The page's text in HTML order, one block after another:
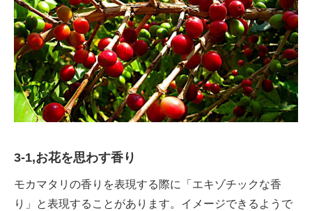
3-1,お花を思わす香り
モカマタリの香りを表現する際に「エキゾチックな香
り」と表現することがあります。イメージできるようで